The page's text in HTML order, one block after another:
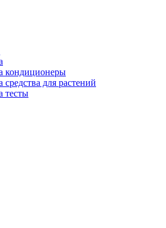
кондиционеры
для растений
тесты